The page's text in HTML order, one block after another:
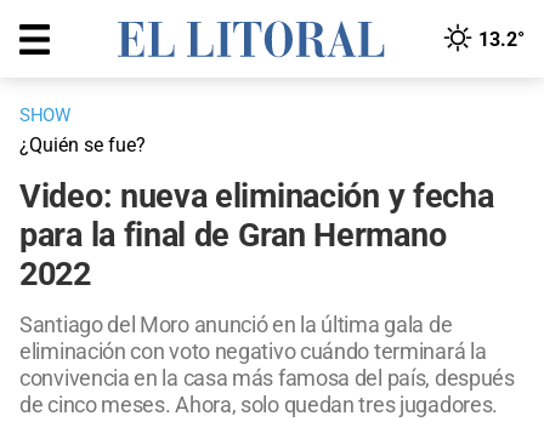
13.2°
SHOW
¿Quién se fue?
Video: nueva eliminación y fecha
para la final de Gran Hermano
2022
Santiago del Moro anunció en la última gala de
eliminación con voto negativo cuándo terminará la
convivencia en la casa más famosa del país, después
de cinco meses. Ahora, solo quedan tres jugadores.